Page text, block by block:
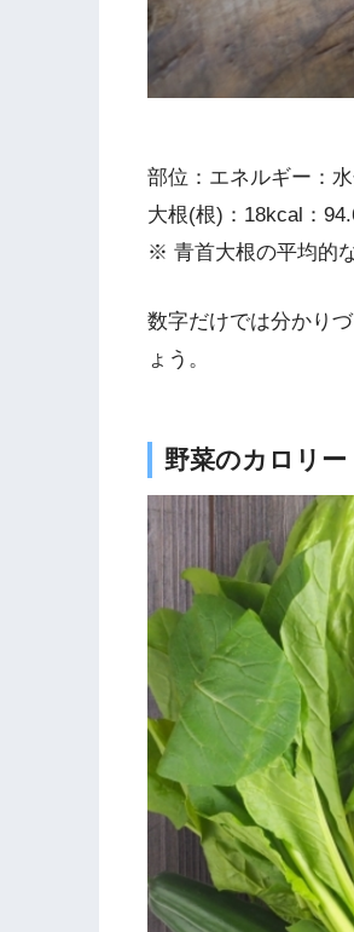
部位：エネルギー：
大根(根)：18kcal：
※ 青首大根の平均的
数字だけでは分かり
ょう。
野菜のカロリ